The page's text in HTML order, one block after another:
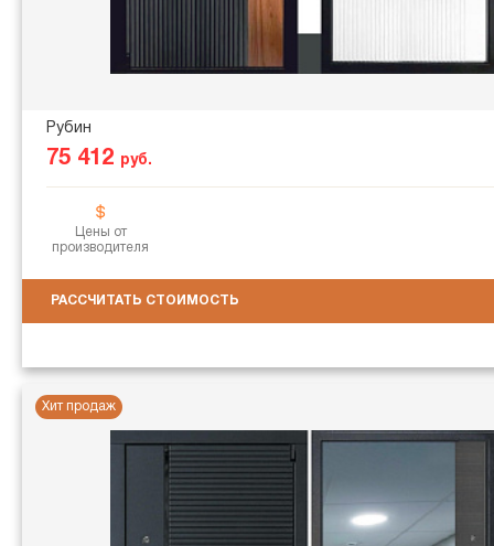
Рубин
75 412 руб.
Цены от
производителя
РАССЧИТАТЬ СТОИМОСТЬ
Хит продаж